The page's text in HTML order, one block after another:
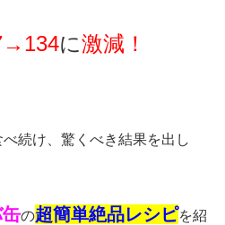
に激減！
続け、驚くべき結果を出し
の超簡単絶品レシピを紹